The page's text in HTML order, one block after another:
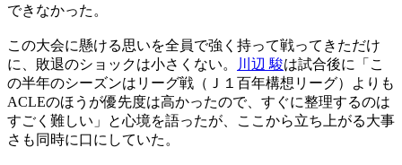
できなかった。
この大会に懸ける思いを全員で強く持って戦ってきただけ
に、敗退のショックは小さくない。
川辺 駿は試合後に「こ
の半年のシーズンはリーグ戦（Ｊ１百年構想リーグ）よりも
ACLEのほうが優先度は高かったので、すぐに整理するのは
すごく難しい」と心境を語ったが、ここから立ち上がる大事
さも同時に口にしていた。